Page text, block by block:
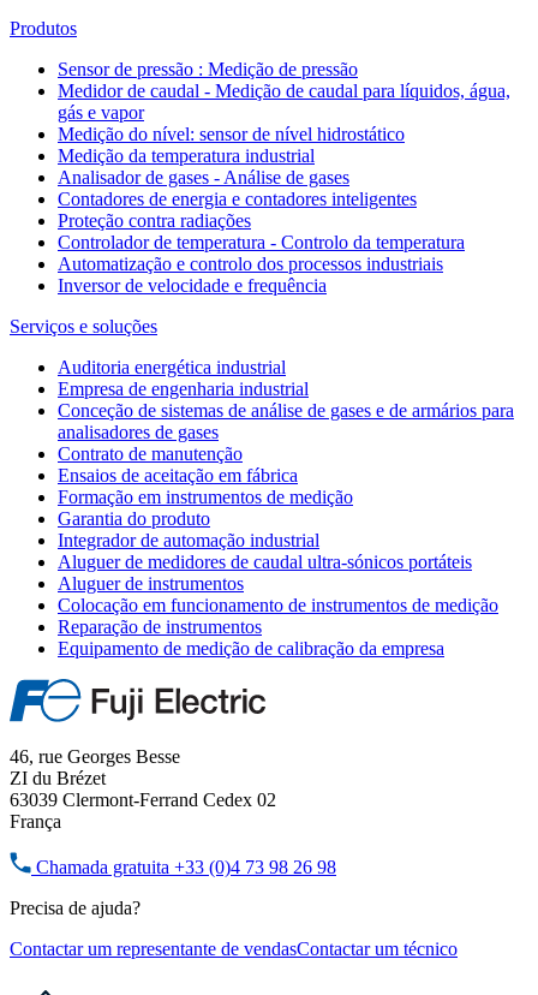
Produtos
Sensor de pressão : Medição de pressão
Medidor de caudal - Medição de caudal para líquidos, água,
gás e vapor
Medição do nível: sensor de nível hidrostático
Medição da temperatura industrial
Analisador de gases - Análise de gases
Contadores de energia e contadores inteligentes
Proteção contra radiações
Controlador de temperatura - Controlo da temperatura
Automatização e controlo dos processos industriais
Inversor de velocidade e frequência
Serviços e soluções
Auditoria energética industrial
Empresa de engenharia industrial
Conceção de sistemas de análise de gases e de armários para
analisadores de gases
Contrato de manutenção
Ensaios de aceitação em fábrica
Formação em instrumentos de medição
Garantia do produto
Integrador de automação industrial
Aluguer de medidores de caudal ultra-sónicos portáteis
Aluguer de instrumentos
Colocação em funcionamento de instrumentos de medição
Reparação de instrumentos
Equipamento de medição de calibração da empresa
46, rue Georges Besse
ZI du Brézet
63039 Clermont-Ferrand Cedex 02
França
Chamada gratuita +33 (0)4 73 98 26 98
Precisa de ajuda?
Contactar um representante de vendasContactar um técnico